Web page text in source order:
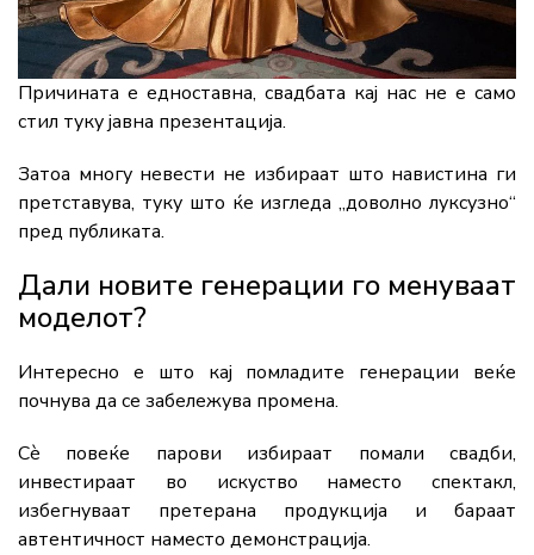
Причината е едноставна, свадбата кај нас не е само
стил туку јавна презентација.
Затоа многу невести не избираат што навистина ги
претставува, туку што ќе изгледа „доволно луксузно“
пред публиката.
Дали новите генерации го менуваат
моделот?
Интересно е што кај помладите генерации веќе
почнува да се забележува промена.
Сè повеќе парови избираат помали свадби,
инвестираат во искуство наместо спектакл,
избегнуваат претерана продукција и бараат
автентичност наместо демонстрација.